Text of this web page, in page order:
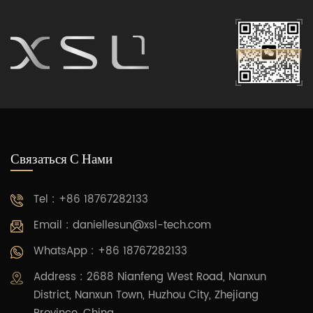
Связаться С Нами
Tel : +86 18767282133
Email : daniellesun@xsl-tech.com
WhatsApp : +86 18767282133
Address : 2688 Nianfeng West Road, Nanxun
District, Nanxun Town, Huzhou City, Zhejiang